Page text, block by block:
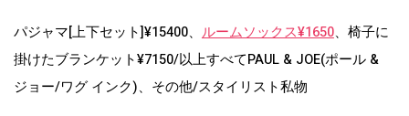
パジャマ[上下セット]¥15400、 ルームソックス¥1650、椅子に
掛けたブランケット¥7150/以上すべてPAUL & JOE(ポール &
ジョー/ワグ インク)、その他/スタイリスト私物